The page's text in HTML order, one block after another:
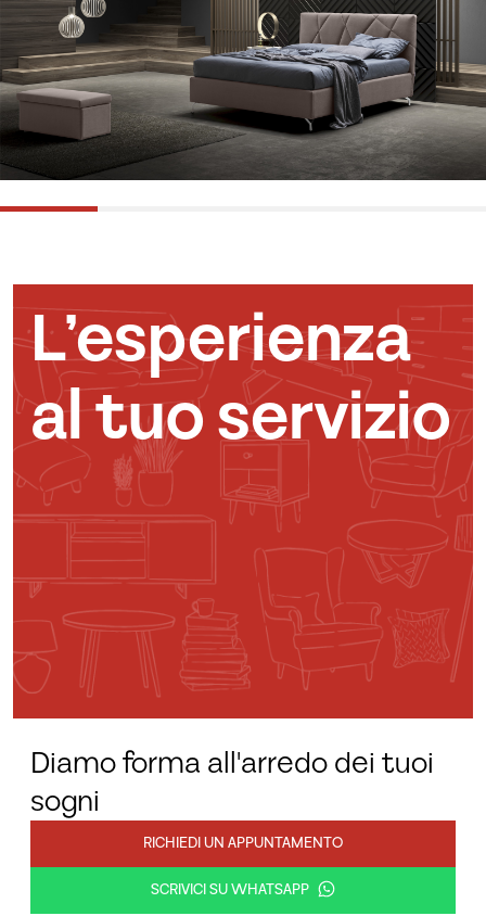
L’esperienza
al tuo servizio
Diamo forma all'arredo dei tuoi
sogni
RICHIEDI UN APPUNTAMENTO
SCRIVICI SU WHATSAPP